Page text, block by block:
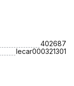
402687
lecar000321301